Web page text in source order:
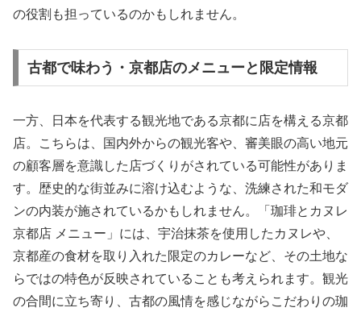
の役割も担っているのかもしれません。
古都で味わう・京都店のメニューと限定情報
一方、日本を代表する観光地である京都に店を構える京都
店。こちらは、国内外からの観光客や、審美眼の高い地元
の顧客層を意識した店づくりがされている可能性がありま
す。歴史的な街並みに溶け込むような、洗練された和モダ
ンの内装が施されているかもしれません。「珈琲とカヌレ
京都店 メニュー」には、宇治抹茶を使用したカヌレや、
京都産の食材を取り入れた限定のカレーなど、その土地な
らではの特色が反映されていることも考えられます。観光
の合間に立ち寄り、古都の風情を感じながらこだわりの珈